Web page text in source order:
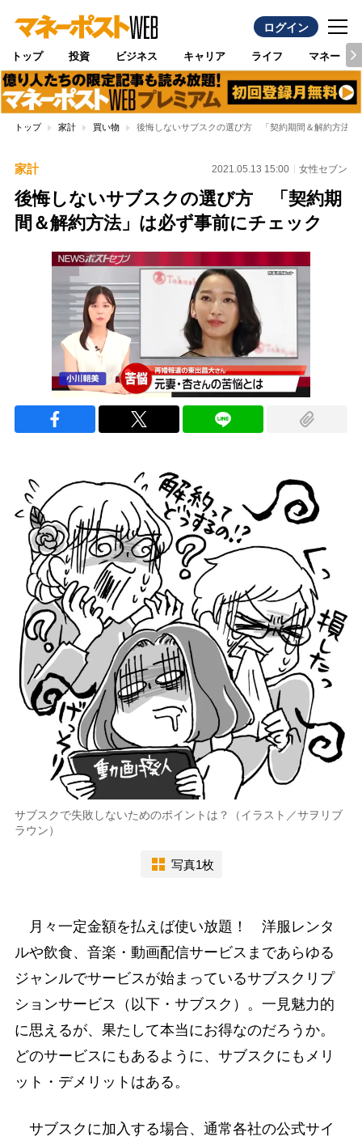
ログイン
トップ 投資 ビジネス キャリア ライフ マネー
トップ 家計 買い物 後悔しないサブスクの選び方 「契約期間＆解約方法」
家計 2021.05.13 15:00 女性セブン
後悔しないサブスクの選び方 「契約期
間＆解約方法」は必ず事前にチェック
サブスクで失敗しないためのポイントは？（イラスト／サヲリブ
ラウン）
写真1枚
月々一定金額を払えば使い放題！ 洋服レンタ
ルや飲食、音楽・動画配信サービスまであらゆる
ジャンルでサービスが始まっているサブスクリプ
ションサービス（以下・サブスク）。一見魅力的
に思えるが、果たして本当にお得なのだろうか。
どのサービスにもあるように、サブスクにもメリ
ット・デメリットはある。
サブスクに加入する場合、通常各社の公式サイ